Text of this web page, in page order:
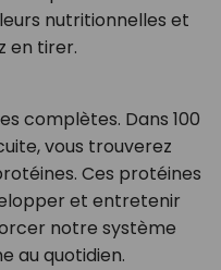
nutritionnelles et
en tirer.
complètes. Dans 100
vous trouverez
Ces protéines
et entretenir
notre système
au quotidien.